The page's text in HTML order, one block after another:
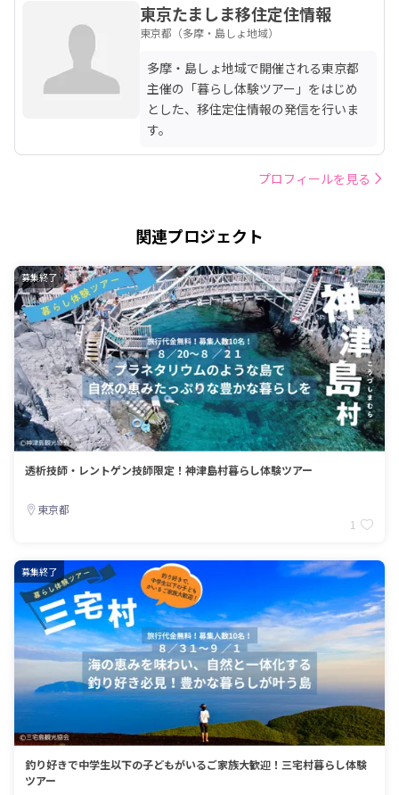
東京たましま移住定住情報
東京都（多摩・島しょ地域）
多摩・島しょ地域で開催される東京都
主催の「暮らし体験ツアー」をはじめ
とした、移住定住情報の発信を行いま
す。
プロフィールを見る
関連プロジェクト
募集終了
透析技師・レントゲン技師限定！神津島村暮らし体験ツアー
東京都
1
募集終了
釣り好きで中学生以下の子どもがいるご家族大歓迎！三宅村暮らし体験
ツアー